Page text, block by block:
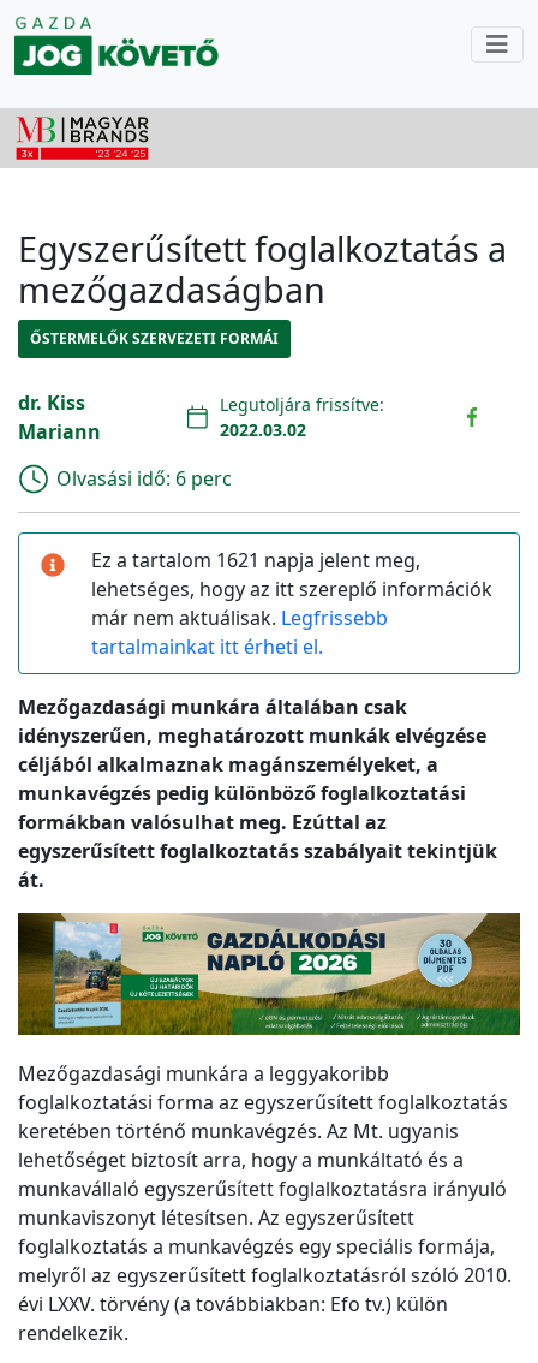
Egyszerűsített foglalkoztatás a
mezőgazdaságban
ŐSTERMELŐK SZERVEZETI FORMÁI
dr. Kiss
Mariann
Legutoljára frissítve:
2022.03.02
Olvasási idő: 6 perc
Ez a tartalom 1621 napja jelent meg,
lehetséges, hogy az itt szereplő információk
már nem aktuálisak. Legfrissebb
tartalmainkat itt érheti el.
Mezőgazdasági munkára általában csak
idényszerűen, meghatározott munkák elvégzése
céljából alkalmaznak magánszemélyeket, a
munkavégzés pedig különböző foglalkoztatási
formákban valósulhat meg. Ezúttal az
egyszerűsített foglalkoztatás szabályait tekintjük
át.
Mezőgazdasági munkára a leggyakoribb
foglalkoztatási forma az egyszerűsített foglalkoztatás
keretében történő munkavégzés. Az Mt. ugyanis
lehetőséget biztosít arra, hogy a munkáltató és a
munkavállaló egyszerűsített foglalkoztatásra irányuló
munkaviszonyt létesítsen. Az egyszerűsített
foglalkoztatás a munkavégzés egy speciális formája,
melyről az egyszerűsített foglalkoztatásról szóló 2010.
évi LXXV. törvény (a továbbiakban: Efo tv.) külön
rendelkezik.